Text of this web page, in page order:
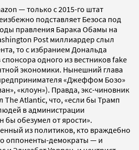
— только с 2015-го штат
подставляет Безоса под
правления Барака Обамы на
Post миллиардер слыл
то с избранием Дональда
одного из вестников fake
экономики. Нынешний глава
«Джеффом Бозо»
«клоун»). Правда, экс-чиновник
The Atlantic, что, «если бы Трамп
в администрации
бы обезумел от ярости».
из политиков, кто враждебно
оппоненты-демократы — и